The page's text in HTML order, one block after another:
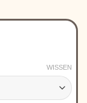
WISSEN